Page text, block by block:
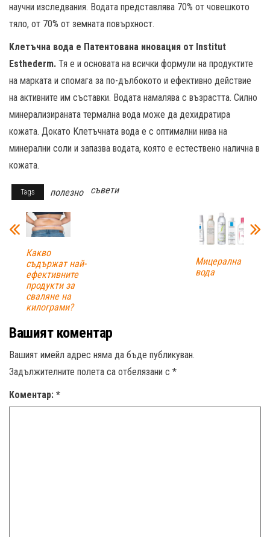
научни изследвания. Водата представлява 70% от човешкото
тяло, от 70% от земната повърхност.
Kлетъчна вода е Патентована иновация от Institut
Esthederm. Тя е и основата на всички формули на продуктите
на марката и спомага за по-дълбокото и ефективно действие
на активните им съставки. Водата намалява с възрастта. Силно
минерализираната термална вода може да дехидратира
кожата. Докато Клетъчната вода е с оптимални нива на
минерални соли и запазва водата, която е естествено налична в
кожата.
Tags полезно съвети
Какво
съдържат най-
ефективните
продукти за
сваляне на
килограми?
Мицерална
вода
Вашият коментар
Вашият имейл адрес няма да бъде публикуван.
Задължителните полета са отбелязани с *
Коментар: *